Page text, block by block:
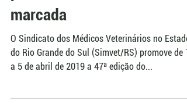
Nova edição do treinamento
para o PNCEBT tem data
marcada
do Rio Grande do Sul (Simvet/RS) promove de